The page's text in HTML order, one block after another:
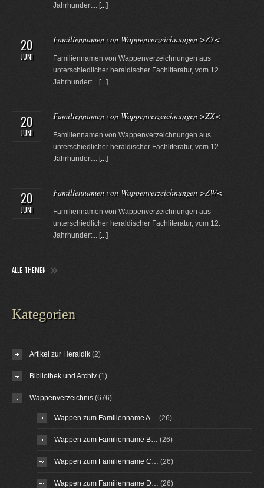
Jahrhundert... [...]
20
JUNI
Familiennamen von Wappenverzeichnungen >ZY<
Familiennamen von Wappenverzeichnungen aus
unterschiedlicher heraldischer Fachliteratur, vom 12.
Jahrhundert... [...]
20
JUNI
Familiennamen von Wappenverzeichnungen >ZX<
Familiennamen von Wappenverzeichnungen aus
unterschiedlicher heraldischer Fachliteratur, vom 12.
Jahrhundert... [...]
20
JUNI
Familiennamen von Wappenverzeichnungen >ZW<
Familiennamen von Wappenverzeichnungen aus
unterschiedlicher heraldischer Fachliteratur, vom 12.
Jahrhundert... [...]
ALLE THEMEN
Kategorien
Artikel zur Heraldik (2)
Bibliothek und Archiv (1)
Wappenverzeichnis (676)
Wappen zum Familienname A… (26)
Wappen zum Familienname B… (26)
Wappen zum Familienname C… (26)
Wappen zum Familienname D… (26)